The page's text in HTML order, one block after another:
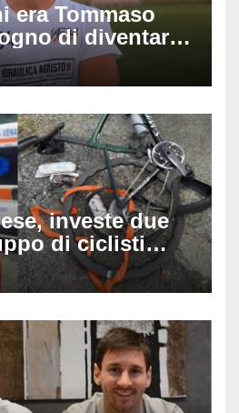
era Tommaso
di diventare
fascia da
di Bologna
investe due
di ciclisti
arrestato
choc di un